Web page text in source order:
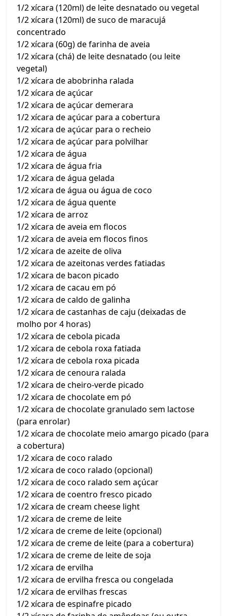
1/2 xícara (120ml) de leite desnatado ou vegetal
1/2 xícara (120ml) de suco de maracujá
concentrado
1/2 xícara (60g) de farinha de aveia
1/2 xícara (chá) de leite desnatado (ou leite
vegetal)
1/2 xícara de abobrinha ralada
1/2 xícara de açúcar
1/2 xícara de açúcar demerara
1/2 xícara de açúcar para a cobertura
1/2 xícara de açúcar para o recheio
1/2 xícara de açúcar para polvilhar
1/2 xícara de água
1/2 xícara de água fria
1/2 xícara de água gelada
1/2 xícara de água ou água de coco
1/2 xícara de água quente
1/2 xícara de arroz
1/2 xícara de aveia em flocos
1/2 xícara de aveia em flocos finos
1/2 xícara de azeite de oliva
1/2 xícara de azeitonas verdes fatiadas
1/2 xícara de bacon picado
1/2 xícara de cacau em pó
1/2 xícara de caldo de galinha
1/2 xícara de castanhas de caju (deixadas de
molho por 4 horas)
1/2 xícara de cebola picada
1/2 xícara de cebola roxa fatiada
1/2 xícara de cebola roxa picada
1/2 xícara de cenoura ralada
1/2 xícara de cheiro-verde picado
1/2 xícara de chocolate em pó
1/2 xícara de chocolate granulado sem lactose
(para enrolar)
1/2 xícara de chocolate meio amargo picado (para
a cobertura)
1/2 xícara de coco ralado
1/2 xícara de coco ralado (opcional)
1/2 xícara de coco ralado sem açúcar
1/2 xícara de coentro fresco picado
1/2 xícara de cream cheese light
1/2 xícara de creme de leite
1/2 xícara de creme de leite (opcional)
1/2 xícara de creme de leite (para a cobertura)
1/2 xícara de creme de leite de soja
1/2 xícara de ervilha
1/2 xícara de ervilha fresca ou congelada
1/2 xícara de ervilhas frescas
1/2 xícara de espinafre picado